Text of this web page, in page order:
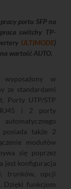
portu SFP na
switchy TP-
ULTIMODE)
wartość AUTO.
wyposażony w
ze standardami
Porty UTP/STP
RJ45 i 2 porty
posiada także 2
modułów
się poprzez
jest konfiguracja
trunków, opcji
Dzięki funkcjom